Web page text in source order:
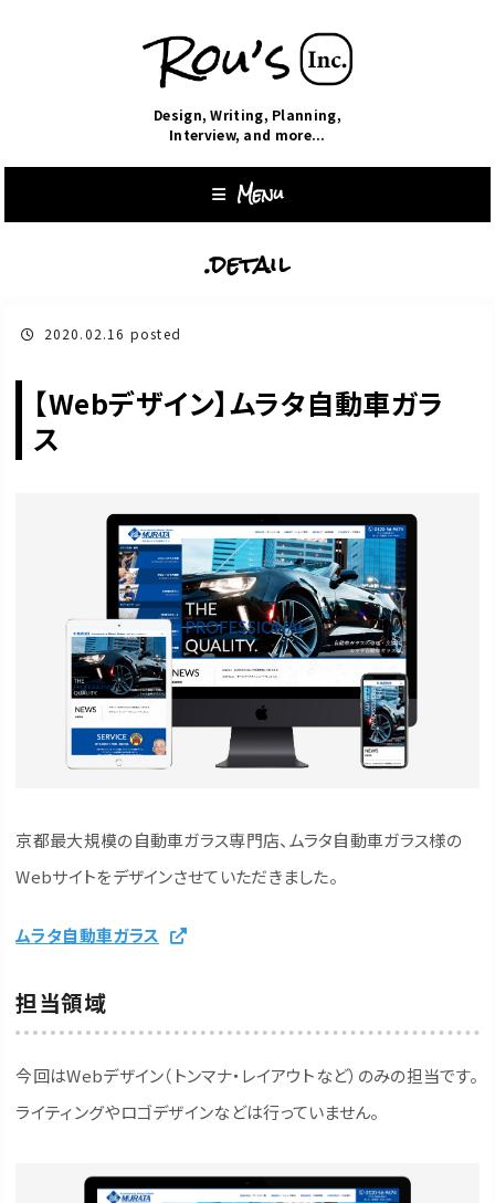
Design, Writing, Planning,
Interview, and more...
Menu
.detail
2020.02.16 posted
【Webデザイン】ムラタ自動車ガラ
ス
京都最大規模の自動車ガラス専門店、ムラタ自動車ガラス様の
Webサイトをデザインさせていただきました。
ムラタ自動車ガラス
担当領域
今回はWebデザイン（トンマナ・レイアウトなど）のみの担当です。
ライティングやロゴデザインなどは行っていません。